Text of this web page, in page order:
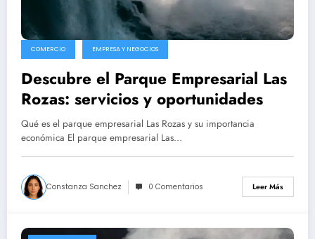
COMERCIO EMPRESA Y NEGOCIOS
Descubre el Parque Empresarial Las
Rozas: servicios y oportunidades
Qué es el parque empresarial Las Rozas y su importancia
económica El parque empresarial Las…
Constanza Sanchez 0 Comentarios Leer Más